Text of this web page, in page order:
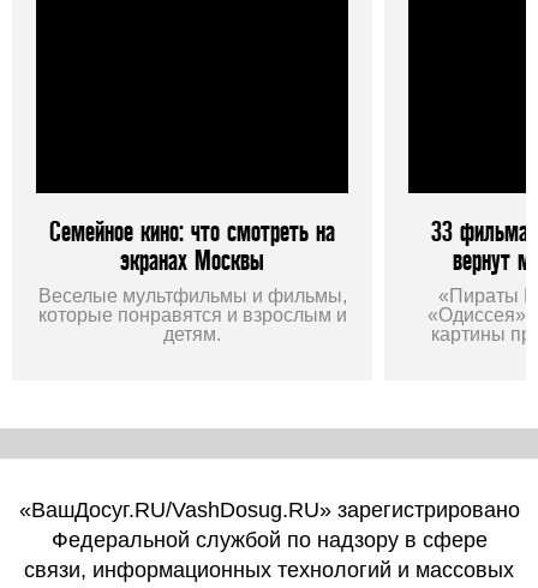
Семейное кино: что смотреть на
экранах Москвы
Веселые мультфильмы и фильмы,
которые понравятся и взрослым и
детям.
33 фильма
вернут
«Пираты
«Одиссея»,
картины
«ВашДосуг.RU/VashDosug.RU» зарегистрировано
Федеральной службой по надзору в сфере
связи, информационных технологий и массовых